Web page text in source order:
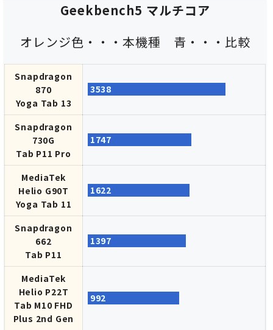
Geekbench5 マルチコア
オレンジ色・・・本機種 青・・・比較
Snapdragon
870
Yoga Tab 13
3538
Snapdragon
730G
Tab P11 Pro
1747
MediaTek
Helio G90T
Yoga Tab 11
1622
Snapdragon
662
Tab P11
1397
MediaTek
Helio P22T
Tab M10 FHD
Plus 2nd Gen
992